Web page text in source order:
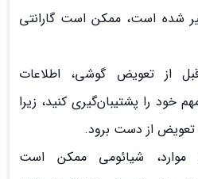
شده است، ممکن است گارانتی
از تعویض گوشی، اطلاعات
را پشتیبان‌گیری کنید، زیرا
تعویض از دست برود.
موارد، شیائومی ممکن است